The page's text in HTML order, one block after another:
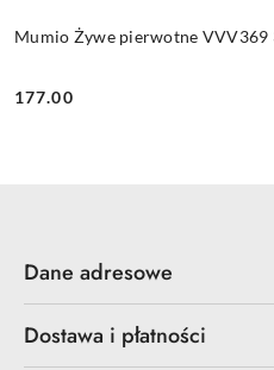
Mumio Żywe pierwotne VVV369
Cena:
177.00
Dane adresowe
Dostawa i płatności